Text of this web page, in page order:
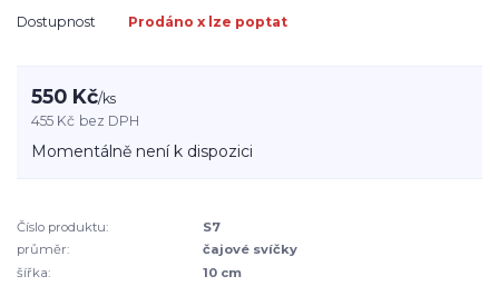
Dostupnost Prodáno x lze poptat
550 Kč/ks
455 Kč bez DPH
Momentálně není k dispozici
Číslo produktu:
S7
průměr:
čajové svíčky
šířka:
10 cm